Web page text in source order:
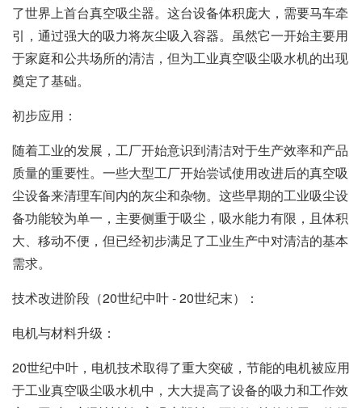
了世界上首台真空吸尘器。这台设备体积庞大，需要马车牵
引，通过强大的吸力将灰尘吸入容器。虽然它一开始主要用
于家庭和公共场所的清洁，但为工业真空吸尘吸水机的出现
奠定了基础。
初步应用：
随着工业的发展，工厂开始意识到清洁对于生产效率和产品
质量的重要性。一些大型工厂开始尝试使用改进后的真空吸
尘设备来清理车间内的灰尘和杂物。这些早期的工业吸尘设
备功能较为单一，主要侧重于吸尘，吸水能力有限，且体积
大、移动不便，但已经初步满足了工业生产中对清洁的基本
需求。
技术改进阶段（20世纪中叶 - 20世纪末）：
电机与材料升级：
20世纪中叶，电机技术取得了重大突破，节能的电机被应用
于工业真空吸尘吸水机中，大大提高了设备的吸力和工作效